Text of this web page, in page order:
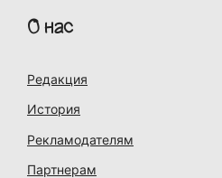
О нас
Редакция
История
Рекламодателям
Партнерам